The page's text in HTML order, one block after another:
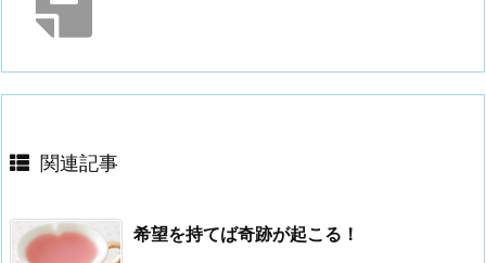
関連記事
希望を持てば奇跡が起こる！